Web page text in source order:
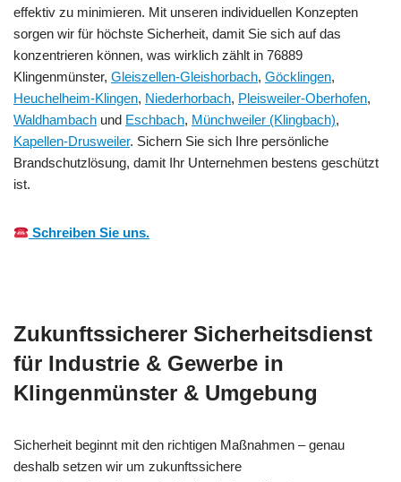
effektiv zu minimieren. Mit unseren individuellen Konzepten
sorgen wir für höchste Sicherheit, damit Sie sich auf das
konzentrieren können, was wirklich zählt in 76889
Klingenmünster, Gleiszellen-Gleishorbach, Göcklingen,
Heuchelheim-Klingen, Niederhorbach, Pleisweiler-Oberhofen,
Waldhambach und Eschbach, Münchweiler (Klingbach),
Kapellen-Drusweiler. Sichern Sie sich Ihre persönliche
Brandschutzlösung, damit Ihr Unternehmen bestens geschützt
ist.
Schreiben Sie uns.
Zukunftssicherer Sicherheitsdienst
für Industrie & Gewerbe in
Klingenmünster & Umgebung
Sicherheit beginnt mit den richtigen Maßnahmen – genau
deshalb setzen wir um zukunftssichere